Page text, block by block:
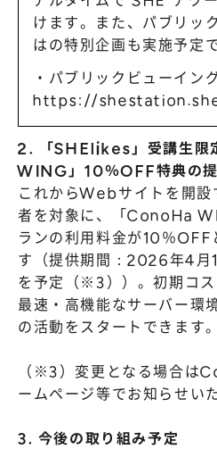
けます。また、パブリッ
はの特別企画も実施予定で
・パブリックビューイン
https://
2. 「SHElikes」受講生限
WING」10％OFF特典の
これからWebサイトを開
者を対象に、「ConoHa
ランの利用料金が10％OFF
す（提供期間：2026年4
を予定（※3））。初期コ
最速・高機能なサーバー環
の活動をスタートできます。
（※3）変更となる場合は
ームページ等でお知らせい
3. 今後の取り組み予定